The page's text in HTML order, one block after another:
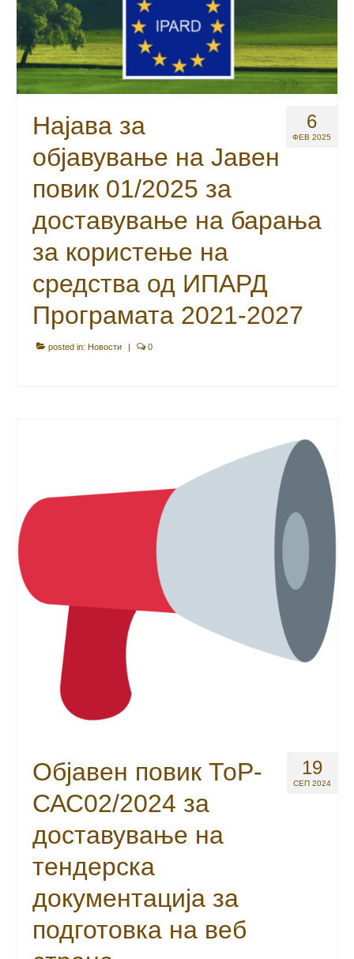
6
ФЕВ 2025
Најава за
објавување на Јавен
повик 01/2025 за
доставување на барања
за користење на
средства од ИПАРД
Програмата 2021-2027
posted in: Новости 0
19
СЕП 2024
Објавен повик ТоР-
САС02/2024 за
доставување на
тендерска
документација за
подготовка на веб